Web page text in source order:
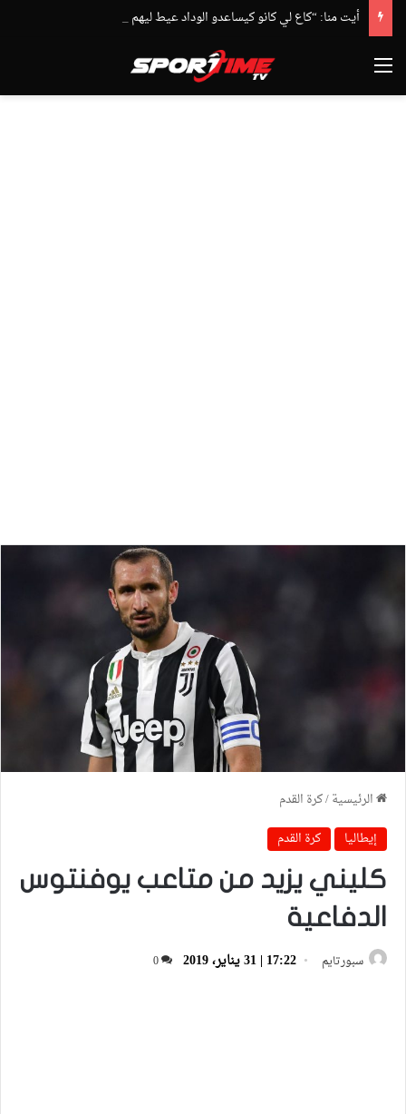
القائمة
الرئيسية/كرة القدم
إيطاليا
كرة القدم
كليني يزيد من متاعب يوفنتوس
الدفاعية
سبورتايم 17:22 | 31 يناير، 2019 0